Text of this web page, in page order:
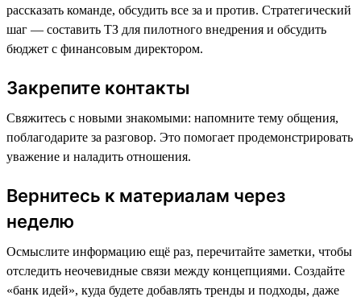
рассказать команде, обсудить все за и против. Стратегический
шаг — составить ТЗ для пилотного внедрения и обсудить
бюджет с финансовым директором.
Закрепите контакты
Свяжитесь с новыми знакомыми: напомните тему общения,
поблагодарите за разговор. Это помогает продемонстрировать
уважение и наладить отношения.
Вернитесь к материалам через
неделю
Осмыслите информацию ещё раз, перечитайте заметки, чтобы
отследить неочевидные связи между концепциями. Создайте
«банк идей», куда будете добавлять тренды и подходы, даже